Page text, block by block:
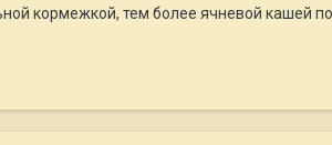
кормежкой, тем более ячневой кашей